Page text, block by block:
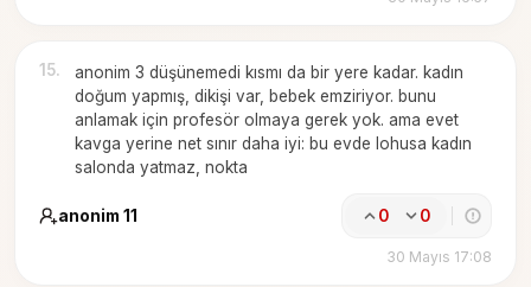
15.
anonim 3 düşünemedi kısmı da bir yere kadar. kadın
doğum yapmış, dikişi var, bebek emziriyor. bunu
anlamak için profesör olmaya gerek yok. ama evet
kavga yerine net sınır daha iyi: bu evde lohusa kadın
salonda yatmaz, nokta
anonim 11 0 0
30 Mayıs 17:08